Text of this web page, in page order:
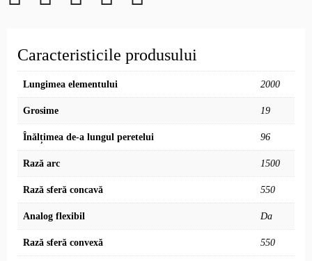
Caracteristicile produsului
Lungimea elementului 2000
Grosime 19
Înălțimea de-a lungul peretelui 96
Rază arc 1500
Rază sferă concavă 550
Analog flexibil Da
Rază sferă convexă 550